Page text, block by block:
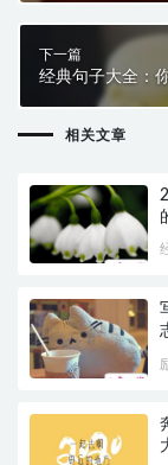
下一篇
经典句子大全：
相关文章